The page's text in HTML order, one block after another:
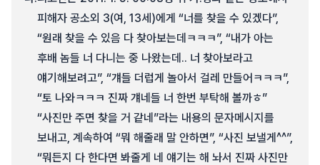
피해자 공소외 3(여, 13세)에게 “너를 찾을 수 있겠다”,
“원래 찾을 수 있음 다 찾아보는데ㅋㅋㅋ”, “내가 아는
후배 놈들 너 다니는 중 나왔는데.. 너 찾아보라고
얘기해보려고”, “걔들 더럽게 놀아서 걸레 만들어ㅋㅋㅋ”,
“토 나와ㅋㅋㅋ 진짜 걔네들 너 한번 부탁해 볼까ㅎ”
“사진만 주면 찾을 거 같네”라는 내용의 문자메시지를
보내고, 계속하여 “뭐 해줄래 말 안하면”, “사진 보낼게^^”,
“뭐든지 다 한다면 봐줄게 네 얘기는 해 놔서 진짜 사진만